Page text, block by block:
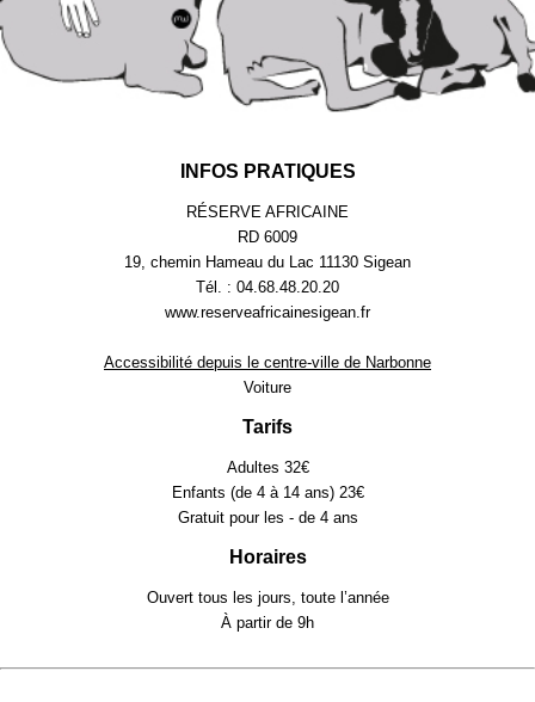
INFOS PRATIQUES
RÉSERVE AFRICAINE
RD 6009
19, chemin Hameau du Lac 11130 Sigean
Tél. : 04.68.48.20.20
www.reserveafricainesigean.fr
Accessibilité depuis le centre-ville de Narbonne
Voiture
Tarifs
Adultes 32€
Enfants (de 4 à 14 ans) 23€
Gratuit pour les - de 4 ans
Horaires
Ouvert tous les jours, toute l’année
À partir de 9h